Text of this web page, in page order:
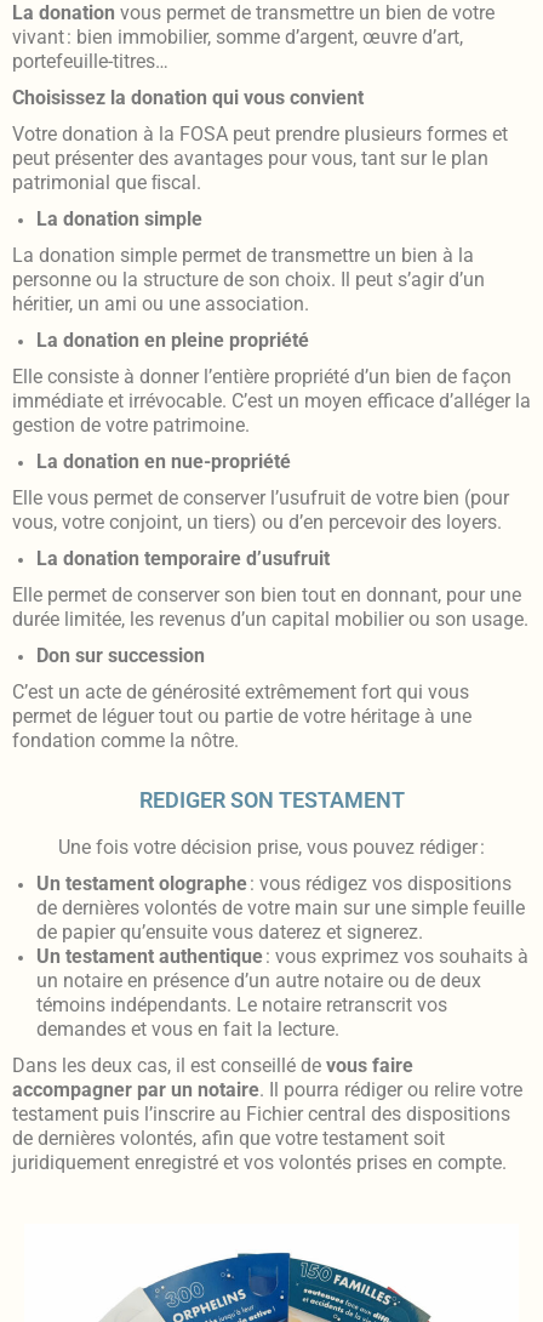
La donation vous permet de transmettre un bien de votre
vivant : bien immobilier, somme d’argent, œuvre d’art,
portefeuille-titres…
Choisissez la donation qui vous convient
Votre donation à la FOSA peut prendre plusieurs formes et
peut présenter des avantages pour vous, tant sur le plan
patrimonial que ﬁscal.
La donation simple
La donation simple permet de transmettre un bien à la
personne ou la structure de son choix. Il peut s’agir d’un
héritier, un ami ou une association.
La donation en pleine propriété
Elle consiste à donner l’entière propriété d’un bien de façon
immédiate et irrévocable. C’est un moyen efficace d’alléger la
gestion de votre patrimoine.
La donation en nue-propriété
Elle vous permet de conserver l’usufruit de votre bien (pour
vous, votre conjoint, un tiers) ou d’en percevoir des loyers.
La donation temporaire d’usufruit
Elle permet de conserver son bien tout en donnant, pour une
durée limitée, les revenus d’un capital mobilier ou son usage.
Don sur succession
C’est un acte de générosité extrêmement fort qui vous
permet de léguer tout ou partie de votre héritage à une
fondation comme la nôtre.
REDIGER SON TESTAMENT
Une fois votre décision prise, vous pouvez rédiger :
Un testament olographe: vous rédigez vos dispositions
de dernières volontés de votre main sur une simple feuille
de papier qu’ensuite vous daterez et signerez.
Un testament authentique: vous exprimez vos souhaits à
un notaire en présence d’un autre notaire ou de deux
témoins indépendants. Le notaire retranscrit vos
demandes et vous en fait la lecture.
Dans les deux cas, il est conseillé de vous faire
accompagner par un notaire. Il pourra rédiger ou relire votre
testament puis l’inscrire au Fichier central des dispositions
de dernières volontés, afin que votre testament soit
juridiquement enregistré et vos volontés prises en compte.